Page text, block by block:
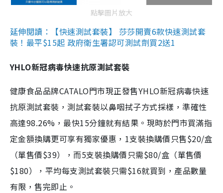
點擊圖片放大
延伸閱讀：【快速測試套裝】 莎莎開賣6款快速測試套
裝！最平$15起 政府衛生署認可測試劑買2送1
YHLO新冠病毒快速抗原測試套裝
健康食品品牌CATALO門市現正發售YHLO新冠病毒快速
抗原測試套裝，測試套裝以鼻咽拭子方式採樣，準確性
高達98.26%，最快15分鐘就有結果。現時於門市買滿指
定金額換購更可享有獨家優惠，1支裝換購價只售$20/盒
（單售價$39），而5支裝換購價只需$80/盒（單售價
$180），平均每支測試套裝只需$16就買到，產品數量
有限，售完即止。